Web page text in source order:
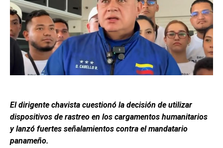
El dirigente chavista cuestionó la decisión de utilizar
dispositivos de rastreo en los cargamentos humanitarios
y lanzó fuertes señalamientos contra el mandatario
panameño.